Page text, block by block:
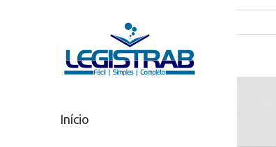
Início